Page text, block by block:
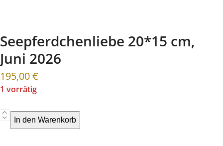
Seepferdchenliebe 20*15 cm,
Juni 2026
195,00€
1 vorrätig
Seepferdchenliebe
20*15
In den Warenkorb